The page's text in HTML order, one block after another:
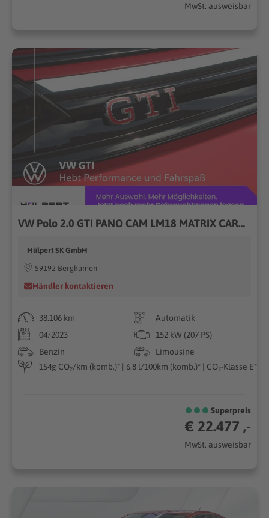
MwSt. ausweisbar
VW Polo 2.0 GTI PANO CAM LM18 MATRIX CARPLAY DAB+
Hülpert SK GmbH
59192 Bergkamen
Händler kontaktieren
38.106 km
Automatik
04/2023
152 kW (207 PS)
Benzin
Limousine
154g CO₂/km (komb.)* | 6.8 l/100km (komb.)* | CO₂-Klasse E*
Superpreis
€ 22.477 ,-
MwSt. ausweisbar